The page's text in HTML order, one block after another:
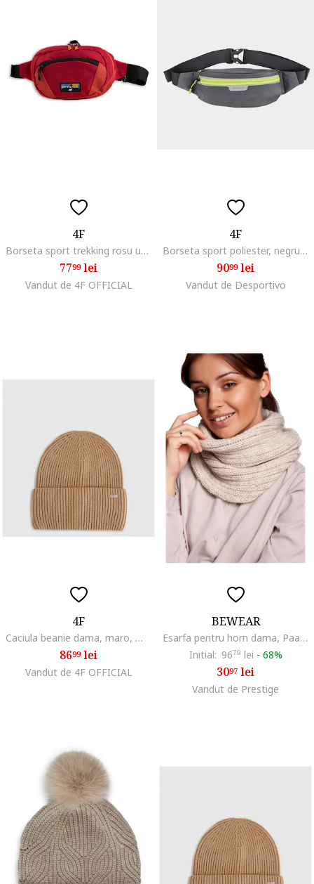
4F
Borseta sport trekking rosu universal
7799lei
Vandut de 4F OFFICIAL
4F
Borseta sport poliester, negru, unisex, one size
9099lei
Vandut de Desportivo
4F
Caciula beanie dama, maro, M, material din viscoza
8699lei
Vandut de 4F OFFICIAL
BEWEAR
Esarfa pentru horn dama, Paamol, bej, Universal
Initial: 9679 lei - 68%
3097 lei
Vandut de Prestige